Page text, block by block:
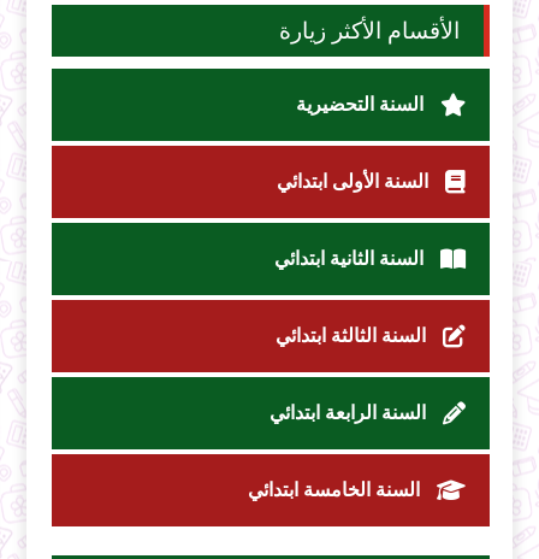
الأقسام الأكثر زيارة
السنة التحضيرية
السنة الأولى ابتدائي
السنة الثانية ابتدائي
السنة الثالثة ابتدائي
السنة الرابعة ابتدائي
السنة الخامسة ابتدائي